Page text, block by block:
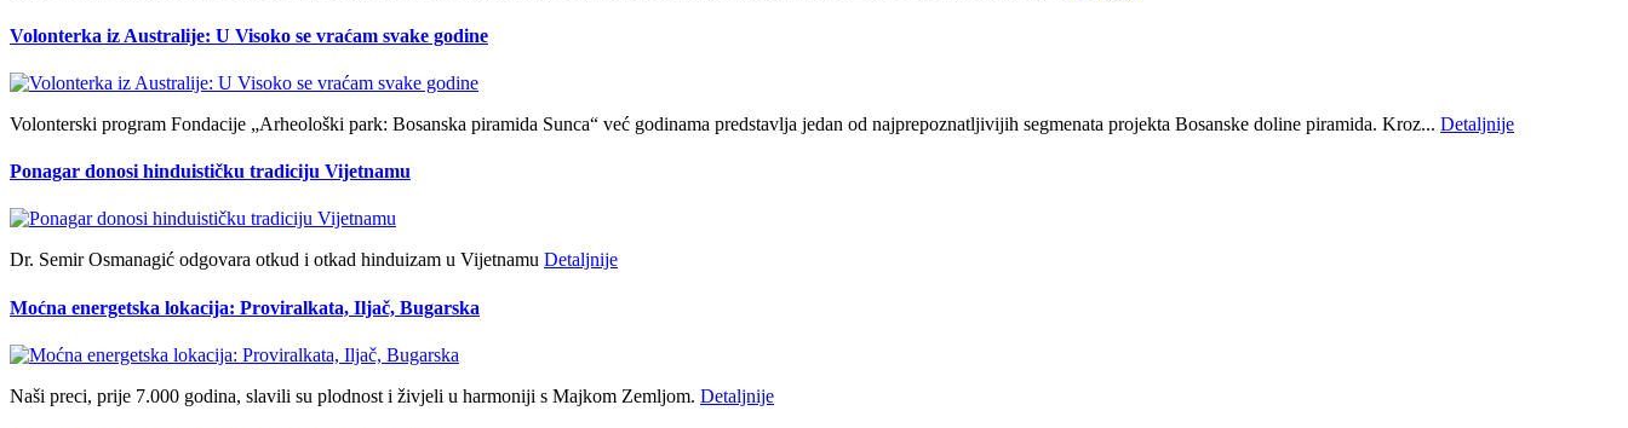
Volonterka iz Australije: U Visoko se vraćam svake godine
Volonterski program Fondacije „Arheološki park: Bosanska piramida Sunca“ već godinama predstavlja jedan od najprepoznatljivijih segmenata projekta Bosanske doline piramida. Kroz... Detaljnije
Ponagar donosi hinduističku tradiciju Vijetnamu
Dr. Semir Osmanagić odgovara otkud i otkad hinduizam u Vijetnamu Detaljnije
Moćna energetska lokacija: Proviralkata, Iljač, Bugarska
Naši preci, prije 7.000 godina, slavili su plodnost i živjeli u harmoniji s Majkom Zemljom. Detaljnije